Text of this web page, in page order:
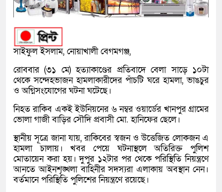
সাইফুল ইসলাম, নোয়াখালী বেগমগঞ্জ,
রোববার (৩১ মে) হত্যাকাণ্ডের প্রতিবাদে বেলা সাড়ে ১০টা
থেকে সন্দেহভাজন হামলাকারীদের পাঁচটি ঘরে হামলা, ভাঙচুর
ও অগ্নিসংযোগের ঘটনা ঘটেছে।
নিহত রাকিব একই ইউনিয়নের ৬ নম্বর ওয়ার্ডের খানপুর গ্রামের
ভোলা গাজী বাড়ির সৌদি প্রবাসী মো. হানিফের ছেলে।
স্থানীয় সূত্রে জানা যায়, রাকিবের স্বজন ও উত্তেজিত লোকজন এ
হামলা চালায়। খবর পেয়ে ঘটনাস্থলে অতিরিক্ত পুলিশ
মোতায়েন করা হয়। দুপুর ১২টার পর থেকে পরিস্থিতি নিয়ন্ত্রণে
আনতে আইনশৃঙ্খলা বাহিনীর সদস্যরা এলাকায় অবস্থান নেন।
বর্তমানে পরিস্থিতি পুলিশের নিয়ন্ত্রণে রয়েছে।